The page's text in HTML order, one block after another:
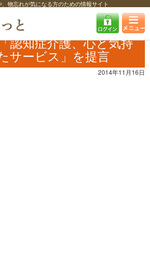
物忘れが気になる方のための情報サイト
ニュース 自治体・企業
ダスキンが「認知症
サービス」を提言
認知症介護、心と気持
サービス」を提言
2014年11月16日